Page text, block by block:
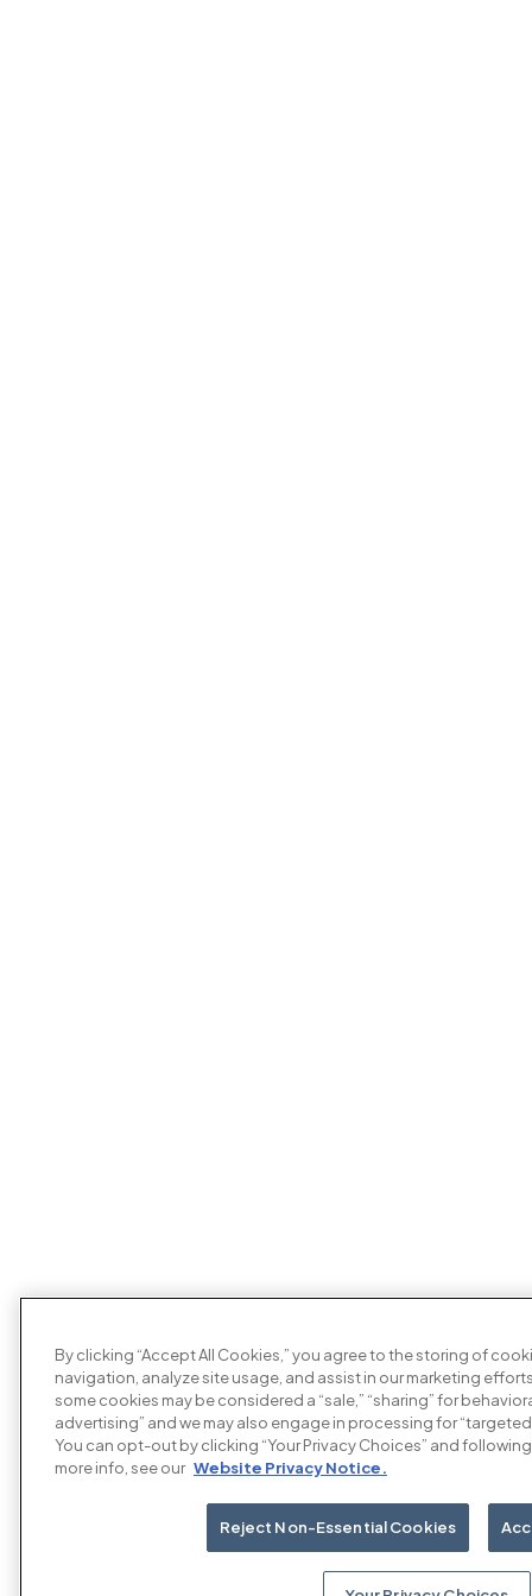
By clicking “Accept All Cookies,” you agree to the storing of
navigation, analyze site usage, and assist in our marketing
some cookies may be considered a “sale,” “sharing” for
advertising” and we may also engage in processing for
You can opt-out by clicking “Your Privacy Choices” and
more info, see our Website Privacy Notice.
Reject Non-Essential Cookies